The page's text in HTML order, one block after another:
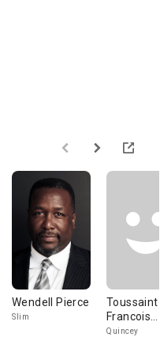
Wendell Pierce
Slim
Toussaint
Francois
Battiste
Quincey